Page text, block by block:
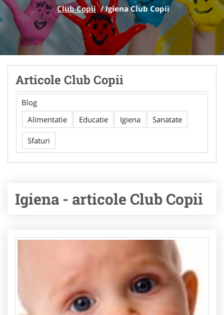
Club Copii /Igiena Club Copii
Articole Club Copii
Blog
Alimentatie
Educatie Igiena Sanatate
Sfaturi
Igiena - articole Club Copii